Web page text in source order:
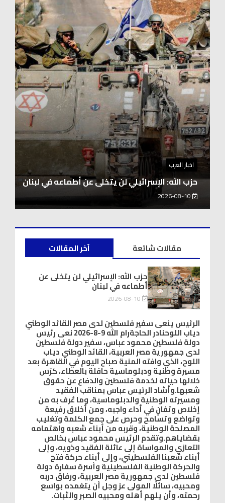
آخر المقالات
مقالات شائعة
حزب الله: الإسرائيلي لن يتخلى عن
أطماعه في لبنان
2026-08-10
الرئيس ينعى سفير فلسطين لدى مصر القائد الوطني
دياب اللوحنادر الحاجةرام الله 9-8-2026 نعى رئيس
دولة فلسطين محمود عباس، سفير دولة فلسطين
لدى جمهورية مصر العربية، القائد الوطني دياب
اللوح، الذي وافته المنية صباح اليوم في القاهرة بعد
مسيرة وطنية ودبلوماسية حافلة بالعطاء، كرّس
خلالها حياته لخدمة فلسطين والدفاع عن حقوق
شعبها.وأشاد الرئيس عباس بمناقب الفقيد
ومسيرته الوطنية والدبلوماسية، وما عُرف به من
إخلاص وتفانٍ في أداء واجبه، ومن أخلاق رفيعة
وتواضع وتسامح وحرص على جمع الكلمة وتغليب
المصلحة الوطنية، وقربه من أبناء شعبه واهتمامه
بقضاياهم.وتقدم الرئيس محمود عباس بخالص
التعازي والمواساة إلى عائلة الفقيد وذويه، وإلى
أبناء شعبنا الفلسطيني، وإلى أبناء حركة فتح
والحركة الوطنية الفلسطينية وأسرة سفارة دولة
فلسطين لدى جمهورية مصر العربية، ورفاق دربه
ومحبيه، سائلًا المولى عز وجل أن يتغمده بواسع
رحمته، وأن يلهم أهله ومحبيه الصبر والثبات.